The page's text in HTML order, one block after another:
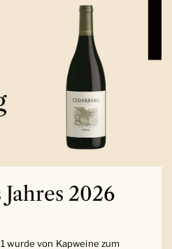
2026
wurde von Kapweine zum